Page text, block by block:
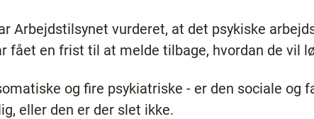
Arbejdstilsynet vurderet, at det psykiske
fået en frist til at melde tilbage, hvordan de vil
og fire psykiatriske - er den sociale og
eller den er der slet ikke.